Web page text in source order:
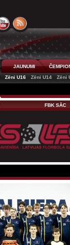
JAUNUMI
Zēni U16 Zēni U14 Zēni
FBK SĀC